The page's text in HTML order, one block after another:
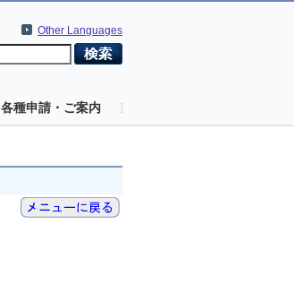
Other Languages
各種申請・ご案内